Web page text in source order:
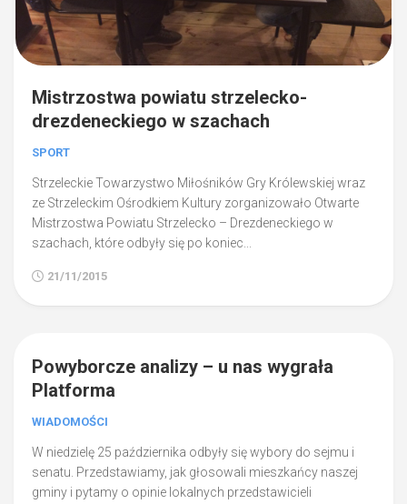
Mistrzostwa powiatu strzelecko-
drezdeneckiego w szachach
SPORT
Strzeleckie Towarzystwo Miłośników Gry Królewskiej wraz
ze Strzeleckim Ośrodkiem Kultury zorganizowało Otwarte
Mistrzostwa Powiatu Strzelecko – Drezdeneckiego w
szachach, które odbyły się po koniec...
21/11/2015
Powyborcze analizy – u nas wygrała
Platforma
WIADOMOŚCI
W niedzielę 25 października odbyły się wybory do sejmu i
senatu. Przedstawiamy, jak głosowali mieszkańcy naszej
gminy i pytamy o opinie lokalnych przedstawicieli